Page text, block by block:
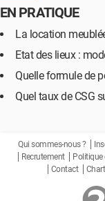
EN PRATIQUE
La location
Etat des lieux :
Quelle formule de
Quel taux de CSG
Qui sommes-nous ?
Recrutement
Contact